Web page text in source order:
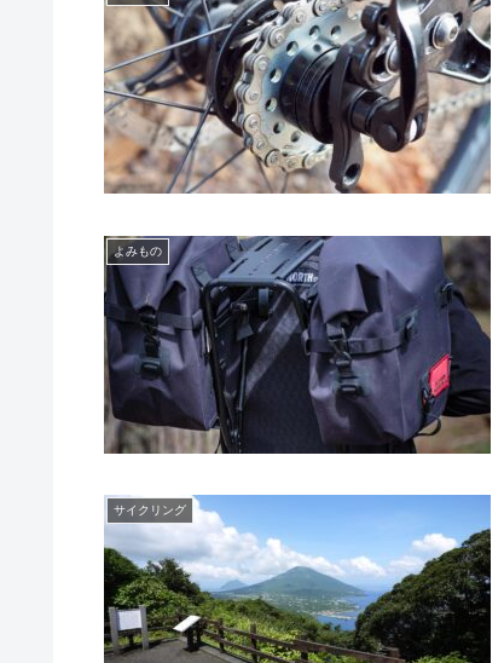
よみもの
サイクリング